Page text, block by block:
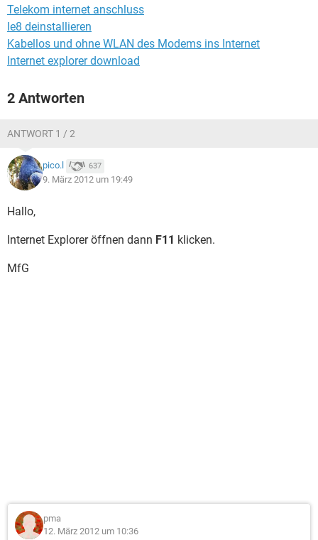
Telekom internet anschluss
Ie8 deinstallieren
Kabellos und ohne WLAN des Modems ins Internet
Internet explorer download
2 Antworten
ANTWORT 1 / 2
pico.l 637
9. März 2012 um 19:49
Hallo,
Internet Explorer öffnen dann F11 klicken.
MfG
pma
12. März 2012 um 10:36